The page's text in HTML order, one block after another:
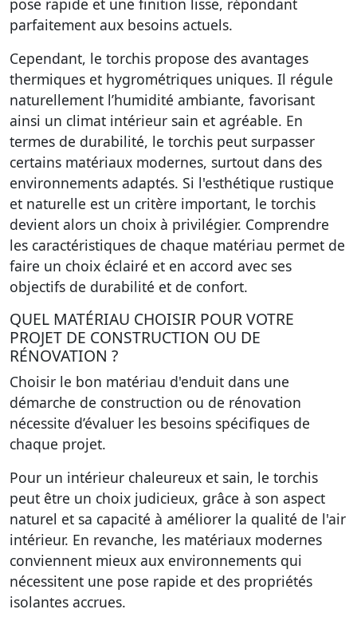
pose rapide et une finition lisse, répondant
parfaitement aux besoins actuels.
Cependant, le torchis propose des avantages
thermiques et hygrométriques uniques. Il régule
naturellement l’humidité ambiante, favorisant
ainsi un climat intérieur sain et agréable. En
termes de durabilité, le torchis peut surpasser
certains matériaux modernes, surtout dans des
environnements adaptés. Si l'esthétique rustique
et naturelle est un critère important, le torchis
devient alors un choix à privilégier. Comprendre
les caractéristiques de chaque matériau permet de
faire un choix éclairé et en accord avec ses
objectifs de durabilité et de confort.
QUEL MATÉRIAU CHOISIR POUR VOTRE
PROJET DE CONSTRUCTION OU DE
RÉNOVATION ?
Choisir le bon matériau d'enduit dans une
démarche de construction ou de rénovation
nécessite d’évaluer les besoins spécifiques de
chaque projet.
Pour un intérieur chaleureux et sain, le torchis
peut être un choix judicieux, grâce à son aspect
naturel et sa capacité à améliorer la qualité de l'air
intérieur. En revanche, les matériaux modernes
conviennent mieux aux environnements qui
nécessitent une pose rapide et des propriétés
isolantes accrues.